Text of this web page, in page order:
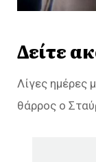
Δείτε
Λίγες ημέρες
θάρρος ο